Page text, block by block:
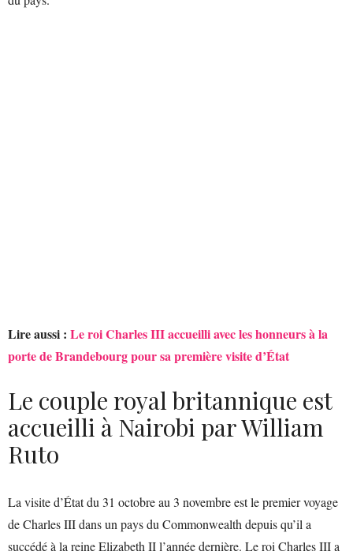
Lire aussi : Le roi Charles III accueilli avec les honneurs à la
porte de Brandebourg pour sa première visite d’État
Le couple royal britannique est
accueilli à Nairobi par William
Ruto
La visite d’État du 31 octobre au 3 novembre est le premier voyage
de Charles III dans un pays du Commonwealth depuis qu’il a
succédé à la reine Elizabeth II l’année dernière. Le roi Charles III a